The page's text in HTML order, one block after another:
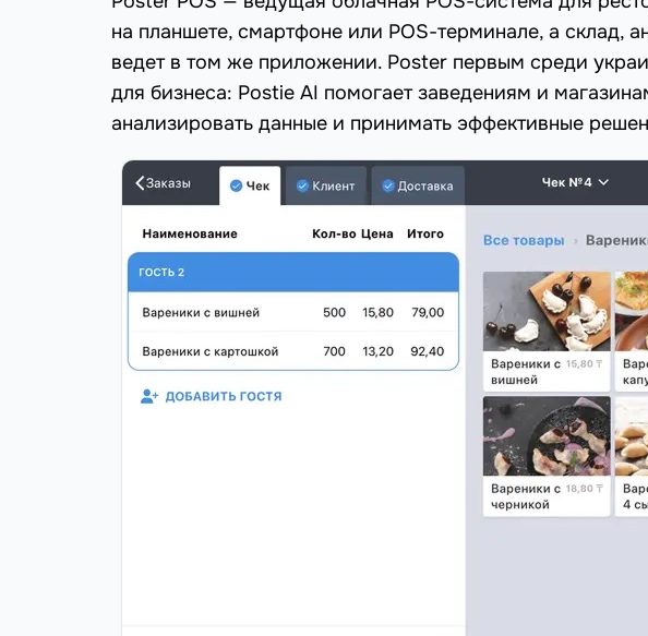
на планшете, смартфоне или POS-терминале, а склад,
ведет в том же приложении. Poster первым среди
для бизнеса: Postie AI помогает заведениям и
анализировать данные и принимать эффективные